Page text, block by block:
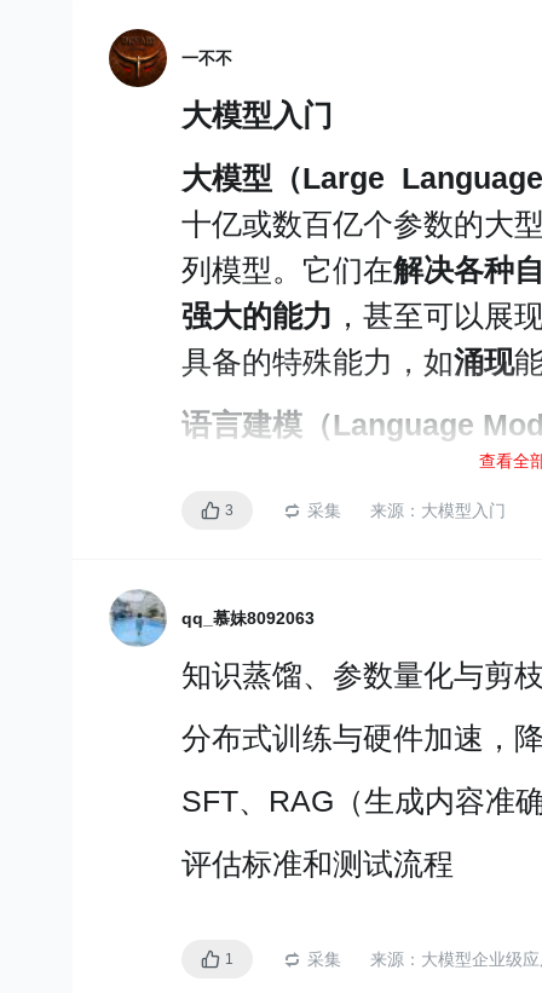
一不不
大模型入门
大模型（Large
十亿或数百亿个参数的大
列模型。它们在解决各种
强大的能力 ，甚至可以展
具备的特殊能力，如涌现
语言建模（Language
能的主要方法之一，LM旨
建模
，以 预测
未来（或缺
统计语言模型-->神经语
大模型
统计语言模型（
于统计学习方法开发，例
个词。例子：n-gram模型
特点：
查看全
3 采集 来源： 大模型入门
qq_慕妹8092063
知识蒸馏、参数量化与剪
分布式训练与硬件加速，
SFT、RAG（生成内容准
评估标准和测试流程
1 采集 来源： 大模型企业级